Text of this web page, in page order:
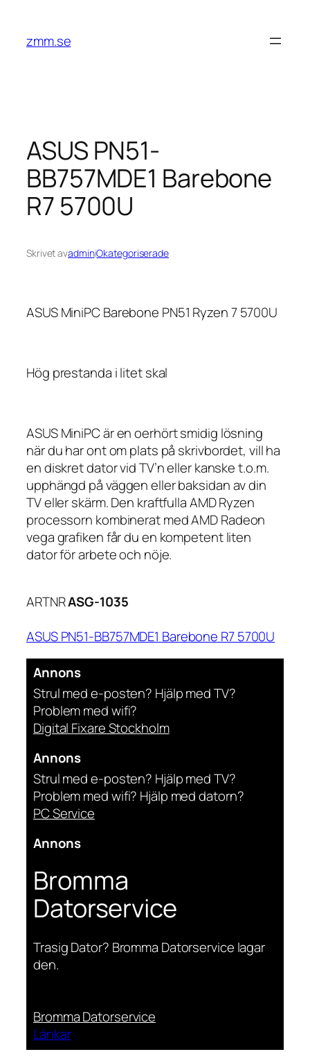
innehåll
zmm.se
ASUS PN51-
BB757MDE1 Barebone
R7 5700U
Skrivet avadminiOkategoriserade
ASUS MiniPC Barebone PN51 Ryzen 7 5700U
Hög prestanda i litet skal
ASUS MiniPC är en oerhört smidig lösning
när du har ont om plats på skrivbordet, vill ha
en diskret dator vid TV’n eller kanske t.o.m.
upphängd på väggen eller baksidan av din
TV eller skärm. Den kraftfulla AMD Ryzen
processorn kombinerat med AMD Radeon
vega grafiken får du en kompetent liten
dator för arbete och nöje.
ARTNRASG-1035
ASUS PN51-BB757MDE1 Barebone R7 5700U
Annons
Strul med e-posten? Hjälp med TV?
Problem med wifi?
Digital Fixare Stockholm
Annons
Strul med e-posten? Hjälp med TV?
Problem med wifi? Hjälp med datorn?
PC Service
Annons
Bromma
Datorservice
Trasig Dator? Bromma Datorservice lagar
den.
Bromma Datorservice
Länkar